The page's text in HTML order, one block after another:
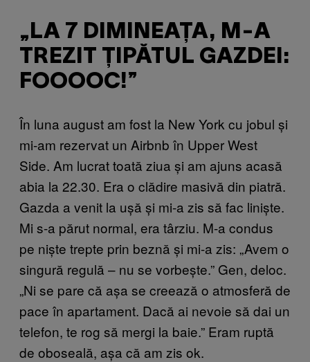
„LA 7 DIMINEAȚA, M-A
TREZIT ȚIPĂTUL GAZDEI:
FOOOOC!”
În luna august am fost la New York cu jobul și
mi-am rezervat un Airbnb în Upper West
Side. Am lucrat toată ziua și am ajuns acasă
abia la 22.30. Era o clădire masivă din piatră.
Gazda a venit la ușă și mi-a zis să fac liniște.
Mi s-a părut normal, era târziu. M-a condus
pe niște trepte prin beznă și mi-a zis: „Avem o
singură regulă – nu se vorbește.” Gen, deloc.
„Ni se pare că așa se creează o atmosferă de
pace în apartament. Dacă ai nevoie să dai un
telefon, te rog să mergi la baie.” Eram ruptă
de oboseală, așa că am zis ok.